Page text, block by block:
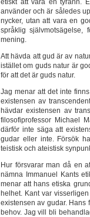
etiskt att vara en tyrann.
använder och är således
nycker, utan att vara en
språklig självmotsägelse,
mening.
Att hävda att gud är av
istället om guds natur är
för att det är guds natur.
Jag menar att det inte
existensen av
hävdar existensen av
filosofiprofessor Michael
därför inte säga att
gudar eller inte. Försök
teistisk och ateistisk
Hur försvarar man då en
nämna Immanuel Kants
menar att hans etiska
helhet. Kant var
existensen av gudar. Hans
behov. Jag vill bli